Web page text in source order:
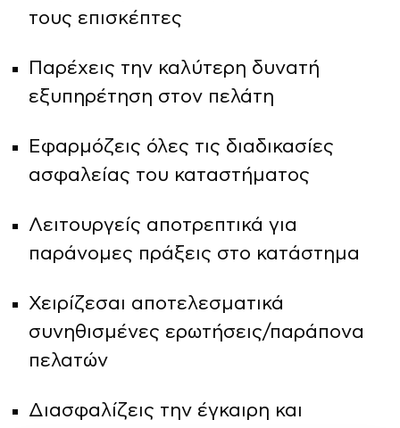
τους επισκέπτες
Παρέχεις την καλύτερη δυνατή
εξυπηρέτηση στον πελάτη
Εφαρμόζεις όλες τις διαδικασίες
ασφαλείας του καταστήματος
Λειτουργείς αποτρεπτικά για
παράνομες πράξεις στο κατάστημα
Χειρίζεσαι αποτελεσματικά
συνηθισμένες ερωτήσεις/παράπονα
πελατών
Διασφαλίζεις την έγκαιρη και